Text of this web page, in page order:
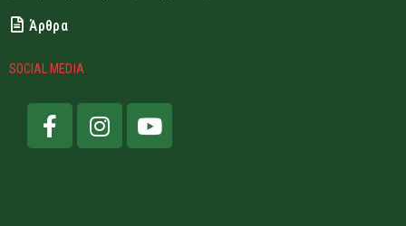
Άρθρα
SOCIAL MEDIA